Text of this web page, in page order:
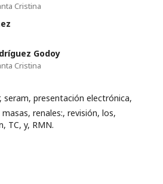
Cristina
Godoy
Cristina
seram, presentación electrónica,
renales:, revisión, los,
TC, y, RMN.